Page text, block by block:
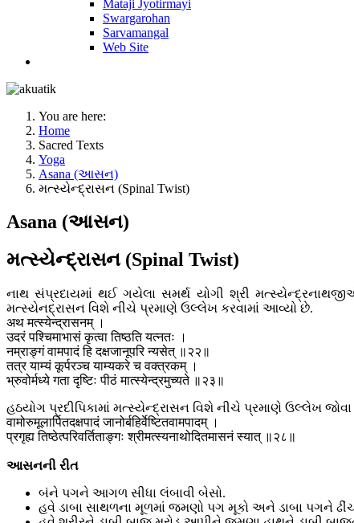
Mataji Jyotirmayi
Swargarohan
Sarvamangal
Web Site
You are here:
Home
Sacred Texts
Yoga
Asana (આસન)
મત્સ્યેન્દ્રાસન (Spinal Twist)
Asana (આસન)
મત્સ્યેન્દ્રાસન (Spinal Twist)
નાથ સંપ્રદાયમાં થઈ ગયેલા સમર્થ યોગી શ્રી
મત્સ્યેનદ્રાસન વિશે નીચે પ્રમાણે ઉલ્લેખ કરવામાં આવ્યો છે.
अथ मत्स्येन्द्रासनम् ।
उदरं पश्चिमाभासं कृत्वा तिष्ठति यत्नतः ।
नम्राङ्गं वामपादं हि दक्षजानूपरि न्यसेत् ॥२२॥
तत्र याम्यं कूर्परञ्च याम्यकरे च वक्त्रकम् ।
भ्रुवोर्मध्ये गता दृष्टिः पीठं मात्स्येन्द्रमुच्यते ॥२३॥
હઠયોગ પ્રદીપિકામાં મત્સ્યેન્દ્રાસન વિશે નીચે પ્રમાણે ઉલ્લેખ
वामोरुमूलार्पितदक्षपादं जानोर्बहिर्वेष्टितवामपादम् ।
प्रगृह्य तिष्ठेत्परिवर्तिताङ्गः श्रीमत्स्यनाथोदितमासनं स्यात् ॥२८॥
આસનની રીત
બંને પગને આગળ સીધા લંબાવી બેસો.
હવે ડાબા સાથળના મૂળમાં જમણો પગ મૂકો અને ડાબા પગને